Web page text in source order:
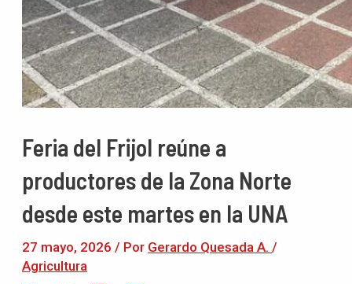
Feria del Frijol reúne a
productores de la Zona Norte
desde este martes en la UNA
27 mayo, 2026 / Por Gerardo Quesada A. /
Agricultura